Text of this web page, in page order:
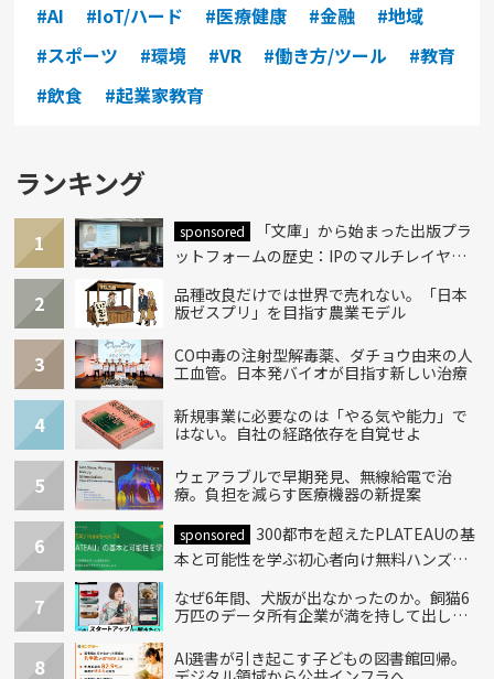
#AI #IoT/ハード #医療健康 #金融
#地域
#スポーツ
#環境 #VR #働き方/ツール
#教育
#飲食
#起業家教育
ランキング
1 sponsored
「文庫」から始まった出版プラ
ットフォームの歴史：IPのマルチレイヤー
2
品種改良だけでは世界で売れない。「日本
版ゼスプリ」を目指す農業モデル
3
CO中毒の注射型解毒薬、ダチョウ由来の人
工血管。日本発バイオが目指す新しい治療
4
新規事業に必要なのは「やる気や能力」で
はない。自社の経路依存を自覚せよ
5
ウェアラブルで早期発見、無線給電で治
療。負担を減らす医療機器の新提案
6 sponsored
300都市を超えたPLATEAUの基
本と可能性を学ぶ初心者向け無料ハンズオ
7
なぜ6年間、犬版が出なかったのか。飼猫6
万匹のデータ所有企業が満を持して出し
8
AI選書が引き起こす子どもの図書館回帰。